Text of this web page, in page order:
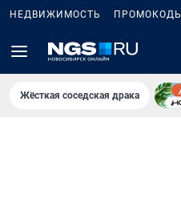
НЕДВИЖИМОСТЬ ПРОМОКОДЫ
Жёсткая соседская драка